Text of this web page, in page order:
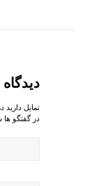
تمایل
در گفتگو